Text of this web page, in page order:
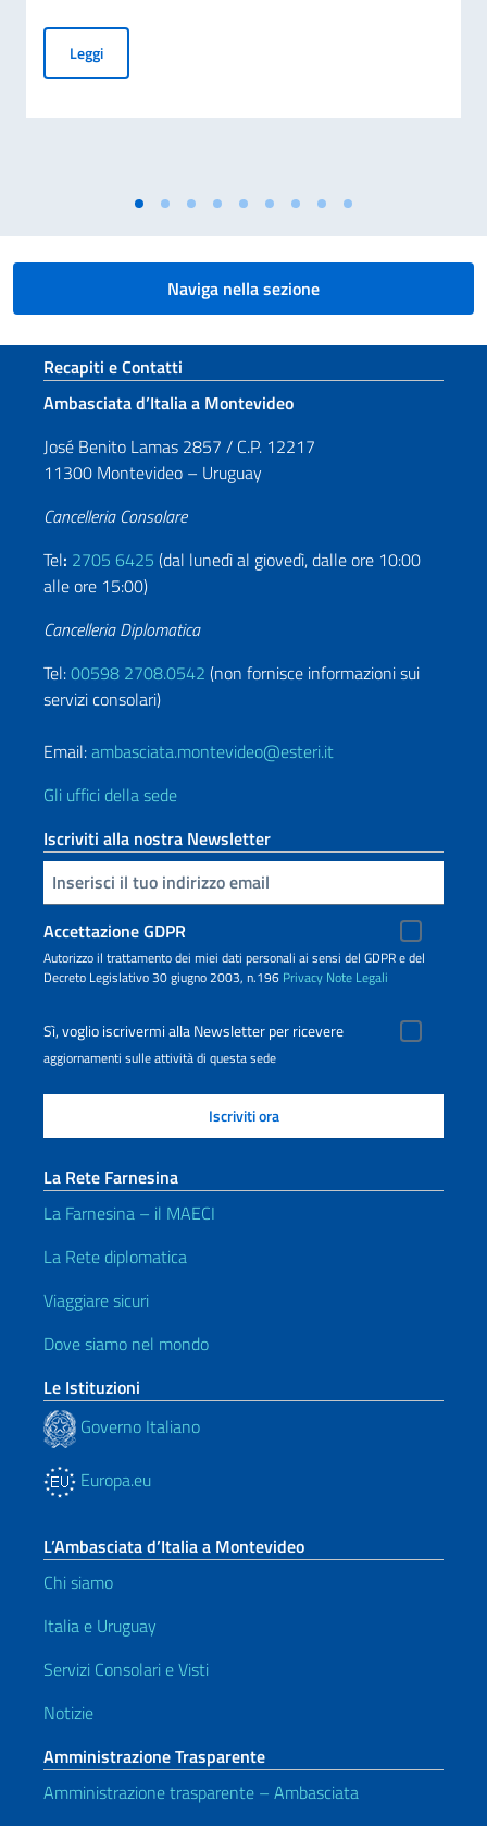
LeggiMessaggio dell'On. Ministro per la Giornata nazionale del
Naviga nella sezione
Sezione footer
Recapiti e Contatti
Ambasciata d’Italia a Montevideo
José Benito Lamas 2857 / C.P. 12217
11300 Montevideo – Uruguay
Cancelleria Consolare
Tel: 2705 6425 (dal lunedì al giovedì, dalle ore 10:00
alle ore 15:00)
Cancelleria Diplomatica
Tel:00598 2708.0542 (non fornisce informazioni sui
servizi consolari)
Email:ambasciata.montevideo@esteri.it
Gli uffici della sede
Iscriviti alla nostra Newsletter
Inserisci la tua email
Accettazione GDPR
Autorizzo il trattamento dei miei dati personali ai sensi del GDPR e del
Decreto Legislativo 30 giugno 2003, n.196 Privacy Note Legali
Sì, voglio iscrivermi alla Newsletter per ricevere
aggiornamenti sulle attività di questa sede
La Rete Farnesina
La Farnesina – il MAECI
La Rete diplomatica
Viaggiare sicuri
Dove siamo nel mondo
Le Istituzioni
Governo Italiano
Europa.eu
L’Ambasciata d’Italia a Montevideo
Chi siamo
Italia e Uruguay
Servizi Consolari e Visti
Notizie
Amministrazione Trasparente
Amministrazione trasparente – Ambasciata